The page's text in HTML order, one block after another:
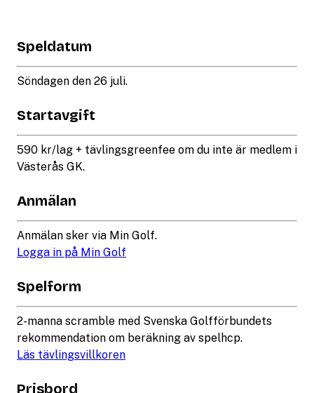
Speldatum
Söndagen den 26 juli.
Startavgift
590 kr/lag + tävlingsgreenfee om du inte är medlem i
Västerås GK.
Anmälan
Anmälan sker via Min Golf.
Logga in på Min Golf
Spelform
2-manna scramble med Svenska Golfförbundets
rekommendation om beräkning av spelhcp.
Läs tävlingsvillkoren
Prisbord